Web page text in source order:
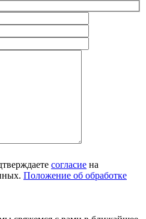
согласие на
Положение об обработке